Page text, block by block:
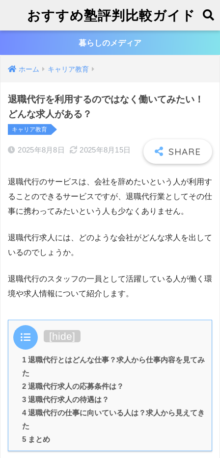
おすすめ塾評判比較ガイド
暮らしのメディア
ホーム キャリア教育
退職代行を利用するのではなく働いてみたい！
どんな求人がある？
キャリア教育
2025年8月8日 2025年8月15日
退職代行のサービスは、会社を辞めたいという人が利用す
ることのできるサービスですが、退職代行業としてその仕
事に携わってみたいという人も少なくありません。
退職代行求人には、どのような会社がどんな求人を出して
いるのでしょうか。
退職代行のスタッフの一員として活躍している人が働く環
境や求人情報について紹介します。
目次 [hide]
1 退職代行とはどんな仕事？求人から仕事内容を見てみ
た
2 退職代行求人の応募条件は？
3 退職代行求人の待遇は？
4 退職代行の仕事に向いている人は？求人から見えてき
た
5 まとめ